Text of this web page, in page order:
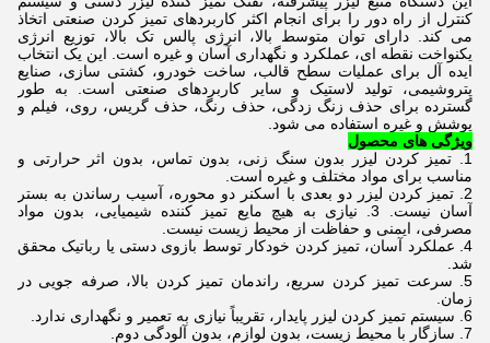
کنترل از راه دور را برای انجام اکثر کاربردهای تمیز کردن صنعتی اتخاذ
می کند. دارای توان متوسط ​​بالا، انرژی پالس تک بالا، توزیع انرژی
یکنواخت نقطه ای، عملکرد و نگهداری آسان و غیره است. این یک انتخاب
ایده آل برای عملیات سطح قالب، ساخت خودرو، کشتی سازی، صنایع
پتروشیمی، تولید لاستیک و سایر کاربردهای صنعتی است. به طور
گسترده برای حذف زنگ زدگی، حذف رنگ، حذف گریس، روی، فیلم و
پوشش و غیره استفاده می شود.
ویژگی های محصول
1. تمیز کردن لیزر بدون سنگ زنی، بدون تماس، بدون اثر حرارتی و
مناسب برای مواد مختلف و غیره است.
2. تمیز کردن لیزر دو بعدی با اسکنر دو محوره، آسیب رساندن به بستر
آسان نیست. 3. نیازی به هیچ مایع تمیز کننده شیمیایی، بدون مواد
مصرفی، ایمنی و حفاظت از محیط زیست نیست.
4. عملکرد آسان، تمیز کردن خودکار توسط بازوی دستی یا رباتیک محقق
شد.
5. سرعت تمیز کردن سریع، راندمان تمیز کردن بالا، صرفه جویی در
زمان.
6. سیستم تمیز کردن لیزر پایدار، تقریباً نیازی به تعمیر و نگهداری ندارد.
7. سازگار با محیط زیست، بدون لوازم، بدون آلودگی دوم.